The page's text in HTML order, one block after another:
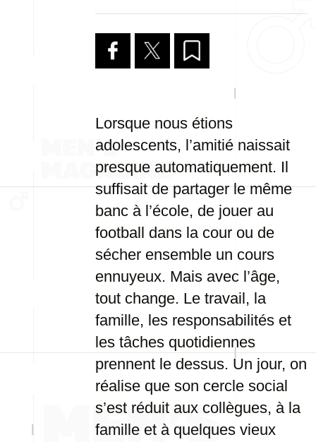
Lorsque nous étions
adolescents, l’amitié naissait
presque automatiquement. Il
suffisait de partager le même
banc à l’école, de jouer au
football dans la cour ou de
sécher ensemble un cours
ennuyeux. Mais avec l’âge,
tout change. Le travail, la
famille, les responsabilités et
les tâches quotidiennes
prennent le dessus. Un jour, on
réalise que son cercle social
s’est réduit aux collègues, à la
famille et à quelques vieux